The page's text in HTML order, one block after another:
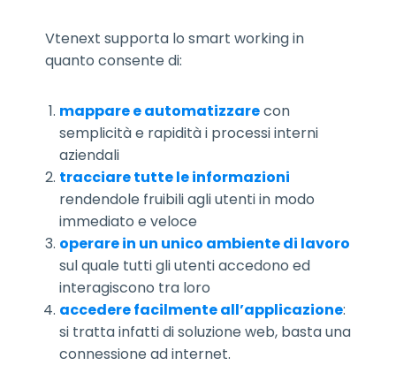
Vtenext supporta lo smart working in
quanto consente di:
mappare e automatizzarecon
semplicità e rapidità i processi interni
aziendali
tracciare tutte le informazioni
rendendole fruibili agli utenti in modo
immediato e veloce
operare in un unico ambiente di lavoro
sul quale tutti gli utenti accedono ed
interagiscono tra loro
accedere facilmente all’applicazione:
si tratta infatti di soluzione web, basta una
connessione ad internet.